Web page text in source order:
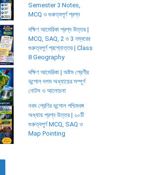
Semester 3 Notes,
MCQ ও গুরুত্বপূর্ণ প্রশ্ন
দক্ষিণ আমেরিকা প্রশ্ন উত্তর |
MCQ, SAQ, 2 ও 3 নম্বরের
গুরুত্বপূর্ণ প্রশ্নোত্তর | Class
8 Geography
দক্ষিণ আমেরিকা | অষ্টম শ্রেণীর
ভূগোল দশম অধ্যায়ের সম্পূর্ণ
নোটস ও আলোচনা
নবম শ্রেণির ভূগোল পশ্চিমবঙ্গ
অধ্যায় প্রশ্ন উত্তর | ২০টি
গুরুত্বপূর্ণ MCQ, SAQ ও
Map Pointing